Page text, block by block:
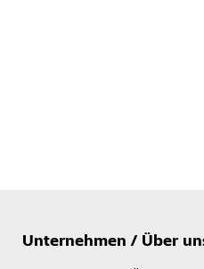
Unternehmen / Über